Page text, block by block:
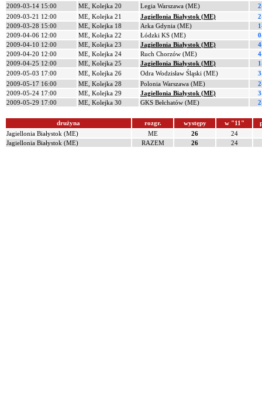
2009-03-14 15:00
ME, Kolejka 20 Legia Warszawa (ME)
2009-03-21 12:00
ME, Kolejka 21 Jagiellonia Białystok (ME)
2009-03-28 15:00
ME, Kolejka 18 Arka Gdynia (ME)
2009-04-06 12:00
ME, Kolejka 22 Łódzki KS (ME)
2009-04-10 12:00
ME, Kolejka 23 Jagiellonia Białystok (ME)
2009-04-20 12:00
ME, Kolejka 24 Ruch Chorzów (ME)
2009-04-25 12:00
ME, Kolejka 25 Jagiellonia Białystok (ME)
2009-05-03 17:00
ME, Kolejka 26 Odra Wodzisław Śląski (ME)
2009-05-17 16:00
ME, Kolejka 28 Polonia Warszawa (ME)
2009-05-24 17:00
ME, Kolejka 29 Jagiellonia Białystok (ME)
2009-05-29 17:00
ME, Kolejka 30 GKS Bełchatów (ME)
drużyna rozgr. występy w "11"
Jagiellonia Białystok (ME)
ME 26
24
Jagiellonia Białystok (ME)
RAZEM 26 24